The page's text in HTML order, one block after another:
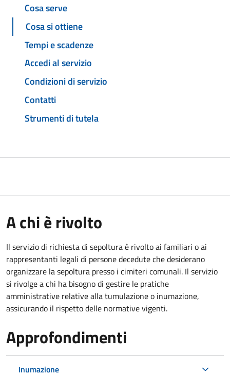
Cosa serve
Cosa si ottiene
Tempi e scadenze
Accedi al servizio
Condizioni di servizio
Contatti
Strumenti di tutela
A chi è rivolto
Il servizio di richiesta di sepoltura è rivolto ai familiari o ai
rappresentanti legali di persone decedute che desiderano
organizzare la sepoltura presso i cimiteri comunali. Il servizio
si rivolge a chi ha bisogno di gestire le pratiche
amministrative relative alla tumulazione o inumazione,
assicurando il rispetto delle normative vigenti.
Approfondimenti
Inumazione